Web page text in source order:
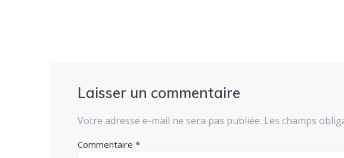
Laisser un commentaire
Votre adresse e-mail ne sera pas publiée. Les champs
Commentaire*